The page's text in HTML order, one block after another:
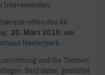
Interessenten.
des AK
20. März 2018, um
Haxterpark.
und die Themen
Seid dabei, gestaltet